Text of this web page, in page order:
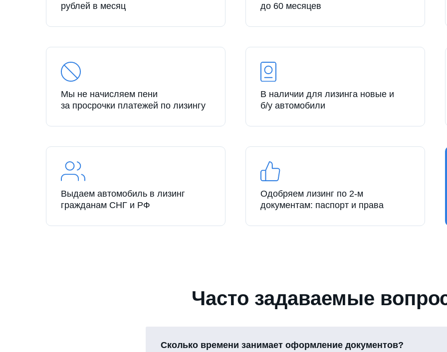
рублей в месяц
до 60 месяцев
Мы не начисляем пени
за просрочки платежей по лизингу
В наличии для лизинга новые и
б/у автомобили
Выдаем автомобиль в лизинг
гражданам СНГ и РФ
Одобряем лизинг по 2-м
документам: паспорт и права
Часто задаваемые
Сколько времени занимает оформление документов?